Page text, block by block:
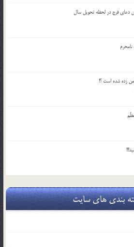
دعای فرج در لحظه تحویل سال
زده شده است ؟!
بندی های سایت